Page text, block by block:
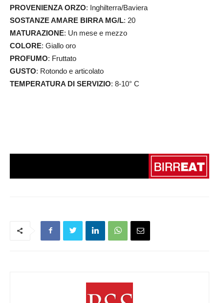
PROVENIENZA ORZO: Inghilterra/Baviera
SOSTANZE AMARE BIRRA MG/L: 20
MATURAZIONE: Un mese e mezzo
COLORE: Giallo oro
PROFUMO: Fruttato
GUSTO: Rotondo e articolato
TEMPERATURA DI SERVIZIO: 8-10° C